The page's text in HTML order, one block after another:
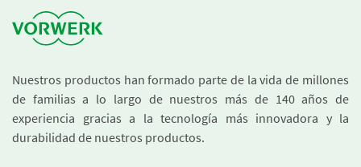
Nuestros productos han formado parte de la vida de millones
de familias a lo largo de nuestros más de 140 años de
experiencia gracias a la tecnología más innovadora y la
durabilidad de nuestros productos.